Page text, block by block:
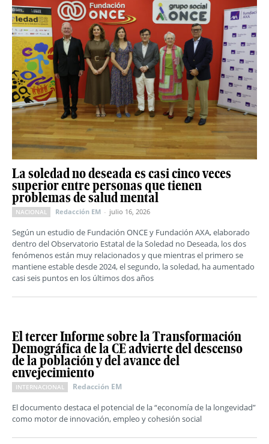
La soledad no deseada es casi cinco veces
superior entre personas que tienen
problemas de salud mental
NACIONAL Redacción EM - julio 16, 2026
Según un estudio de Fundación ONCE y Fundación AXA, elaborado
dentro del Observatorio Estatal de la Soledad no Deseada, los dos
fenómenos están muy relacionados y que mientras el primero se
mantiene estable desde 2024, el segundo, la soledad, ha aumentado
casi seis puntos en los últimos dos años
El tercer Informe sobre la Transformación
Demográfica de la CE advierte del descenso
de la población y del avance del
envejecimiento
INTERNACIONAL Redacción EM
El documento destaca el potencial de la “economía de la longevidad”
como motor de innovación, empleo y cohesión social